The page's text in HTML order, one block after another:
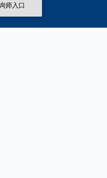
师入口